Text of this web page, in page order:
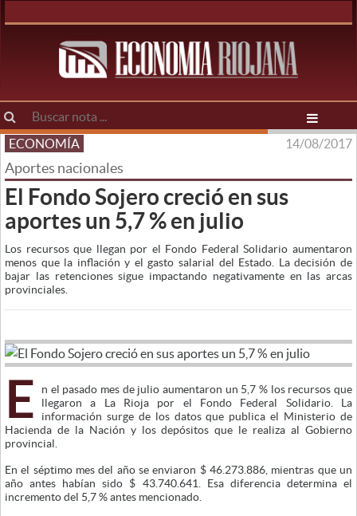
ECONOMÍA 14/08/2017
Aportes nacionales
El Fondo Sojero creció en sus
aportes un 5,7 % en julio
Los recursos que llegan por el Fondo Federal Solidario aumentaron
menos que la inflación y el gasto salarial del Estado. La decisión de
bajar las retenciones sigue impactando negativamente en las arcas
provinciales.
E
n el pasado mes de julio aumentaron un 5,7 % los recursos que
llegaron a La Rioja por el Fondo Federal Solidario. La
información surge de los datos que publica el Ministerio de
Hacienda de la Nación y los depósitos que le realiza al Gobierno
provincial.
En el séptimo mes del año se enviaron $ 46.273.886, mientras que un
año antes habían sido $ 43.740.641. Esa diferencia determina el
incremento del 5,7 % antes mencionado.